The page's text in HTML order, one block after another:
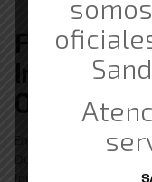
Ferretería
Oiartzun
En Comercial Gama
Industriales hemos